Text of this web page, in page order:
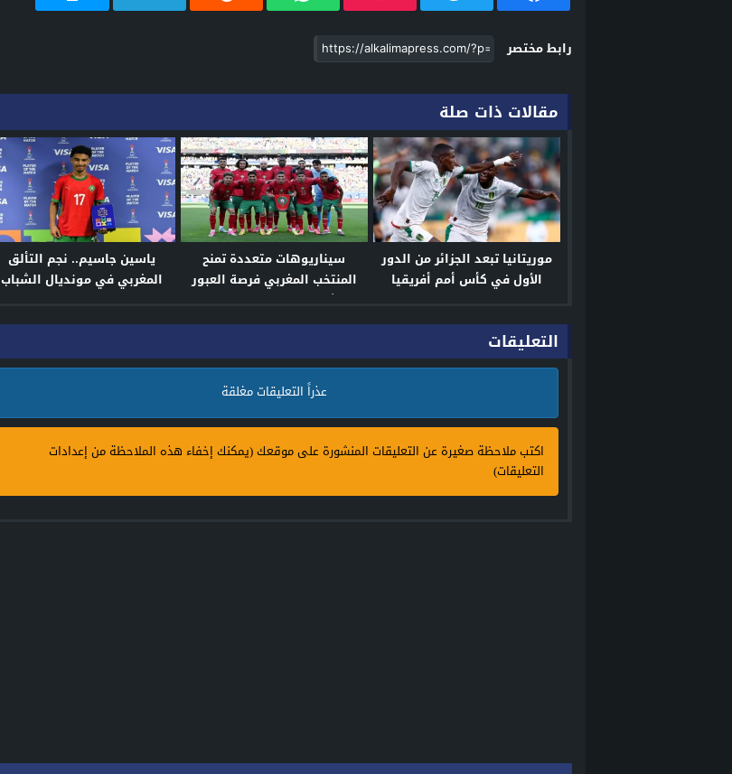
رابط مختصر
مقالات ذات صلة
موريتانيا تبعد الجزائر من الدور
الأول في كأس أمم أفريقيا
سيناريوهات متعددة تمنح
المنتخب المغربي فرصة العبور
إلى ثمن نهائي مونديال 2026
ياسين جاسيم.. نجم التألق
المغربي في مونديال الشباب
التعليقات
عذراً التعليقات مغلقة
اكتب ملاحظة صغيرة عن التعليقات المنشورة على موقعك (يمكنك إخفاء هذه الملاحظة من إعدادات
التعليقات)